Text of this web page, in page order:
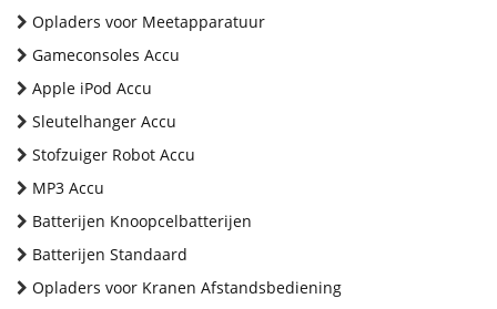
Opladers voor Meetapparatuur
Gameconsoles Accu
Apple iPod Accu
Sleutelhanger Accu
Stofzuiger Robot Accu
MP3 Accu
Batterijen Knoopcelbatterijen
Batterijen Standaard
Opladers voor Kranen Afstandsbediening